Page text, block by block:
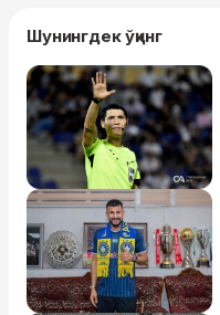
Шунингдек ўқинг